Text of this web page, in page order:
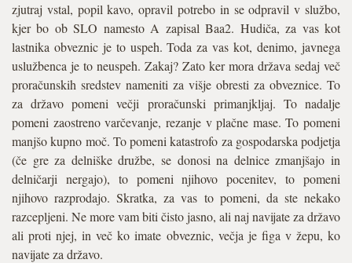
zjutraj vstal, popil kavo, opravil potrebo in se odpravil v službo,
kjer bo ob SLO namesto A zapisal Baa2. Hudiča, za vas kot
lastnika obveznic je to uspeh. Toda za vas kot, denimo, javnega
uslužbenca je to neuspeh. Zakaj? Zato ker mora država sedaj več
proračunskih sredstev nameniti za višje obresti za obveznice. To
za državo pomeni večji proračunski primanjkljaj. To nadalje
pomeni zaostreno varčevanje, rezanje v plačne mase. To pomeni
manjšo kupno moč. To pomeni katastrofo za gospodarska podjetja
(če gre za delniške družbe, se donosi na delnice zmanjšajo in
delničarji nergajo), to pomeni njihovo pocenitev, to pomeni
njihovo razprodajo. Skratka, za vas to pomeni, da ste nekako
razcepljeni. Ne more vam biti čisto jasno, ali naj navijate za državo
ali proti njej, in več ko imate obveznic, večja je figa v žepu, ko
navijate za državo.